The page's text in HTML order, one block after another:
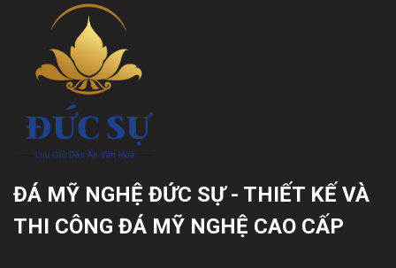
ĐÁ MỸ NGHỆ ĐỨC SỰ - THIẾT KẾ VÀ
THI CÔNG ĐÁ MỸ NGHỆ CAO CẤP